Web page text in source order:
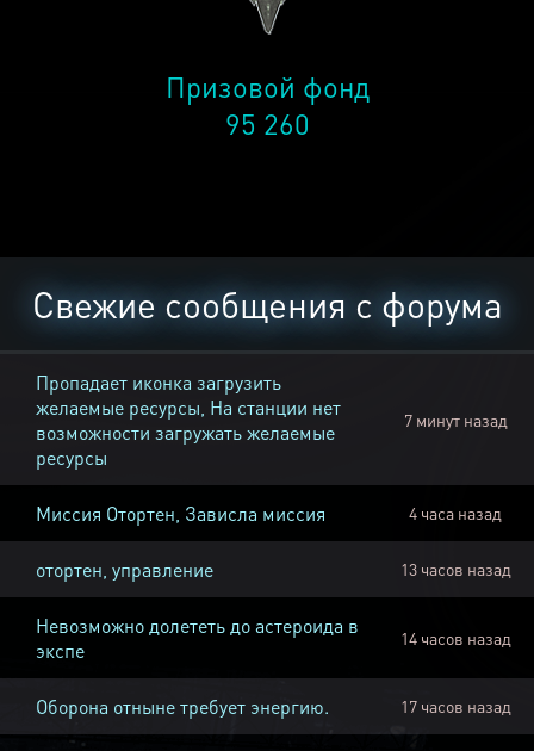
Призовой фонд
95 260
Свежие сообщения с форума
Пропадает иконка загрузить
желаемые ресурсы, На станции нет
возможности загружать желаемые
ресурсы
7 минут назад
Миссия Отортен, Зависла миссия 4 часа назад
отортен, управление 13 часов назад
Невозможно долететь до астероида в
экспе
14 часов назад
Оборона отныне требует энергию. 17 часов назад